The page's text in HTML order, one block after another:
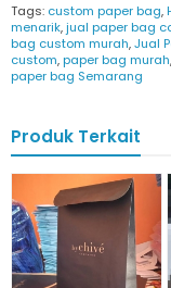
Tags: custom paper bag,
menarik,jual paper bag
bag custom murah,Jual
custom,paper bag murah,
paper bag Semarang
Produk Terkait